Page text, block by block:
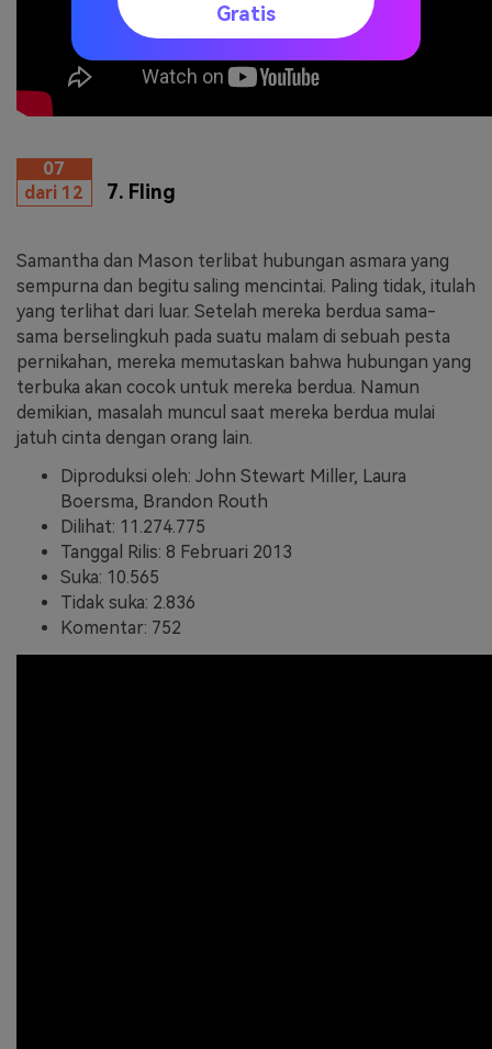
07
dari 12
7. Fling
Samantha dan Mason terlibat hubungan asmara yang
sempurna dan begitu saling mencintai. Paling tidak, itulah
yang terlihat dari luar. Setelah mereka berdua sama-
sama berselingkuh pada suatu malam di sebuah pesta
pernikahan, mereka memutaskan bahwa hubungan yang
terbuka akan cocok untuk mereka berdua. Namun
demikian, masalah muncul saat mereka berdua mulai
jatuh cinta dengan orang lain.
Diproduksi oleh: John Stewart Miller, Laura
Boersma, Brandon Routh
Dilihat: 11.274.775
Tanggal Rilis: 8 Februari 2013
Suka: 10.565
Tidak suka: 2.836
Komentar: 752
Gratis